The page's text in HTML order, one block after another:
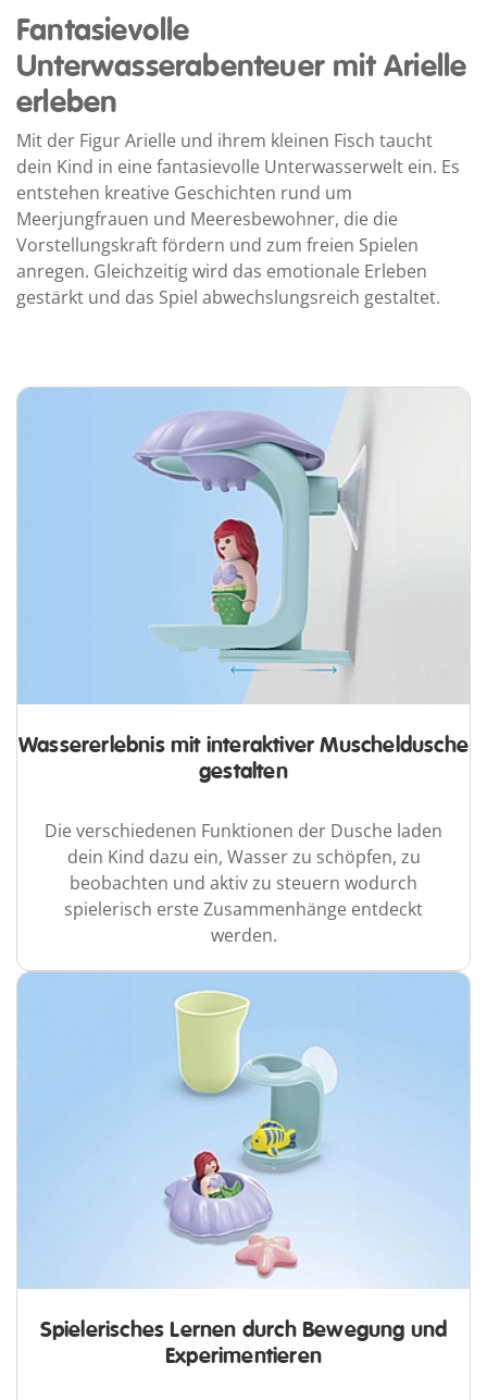
Fantasievolle
Unterwasserabenteuer mit Arielle
erleben
Mit der Figur Arielle und ihrem kleinen Fisch taucht
dein Kind in eine fantasievolle Unterwasserwelt ein. Es
entstehen kreative Geschichten rund um
Meerjungfrauen und Meeresbewohner, die die
Vorstellungskraft fördern und zum freien Spielen
anregen. Gleichzeitig wird das emotionale Erleben
gestärkt und das Spiel abwechslungsreich gestaltet.
Wassererlebnis mit interaktiver Muscheldusche
gestalten
Die verschiedenen Funktionen der Dusche laden
dein Kind dazu ein, Wasser zu schöpfen, zu
beobachten und aktiv zu steuern wodurch
spielerisch erste Zusammenhänge entdeckt
werden.
Spielerisches Lernen durch Bewegung und
Experimentieren